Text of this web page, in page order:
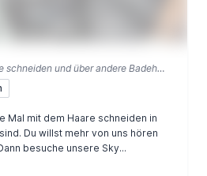
Über das erste Mal Haare schneiden und über andere Badehäuser
Mal mit dem Haare schneiden in
hören
besuche unsere Sky...